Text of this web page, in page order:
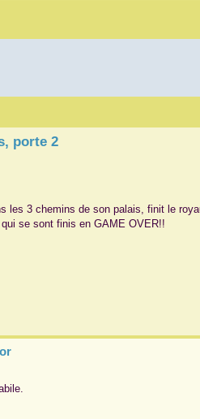
porte 2
les 3 chemins de son palais, finit le
se sont finis en GAME OVER!!